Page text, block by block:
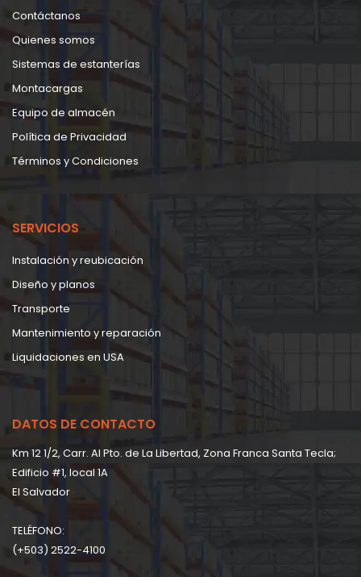
Contáctanos
Quienes somos
Sistemas de estanterías
Montacargas
Equipo de almacén
Política de Privacidad
Términos y Condiciones
SERVICIOS
Instalación y reubicación
Diseño y planos
Transporte
Mantenimiento y reparación
Liquidaciones en USA
DATOS DE CONTACTO
Km 12 1/2, Carr. Al Pto. de La Libertad, Zona Franca Santa Tecla;
Edificio #1, local 1A
EI Salvador
TELÉFONO:
(+503) 2522-4100